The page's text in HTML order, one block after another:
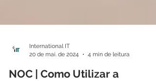
20 de mai. de 2024
4 min de leitura